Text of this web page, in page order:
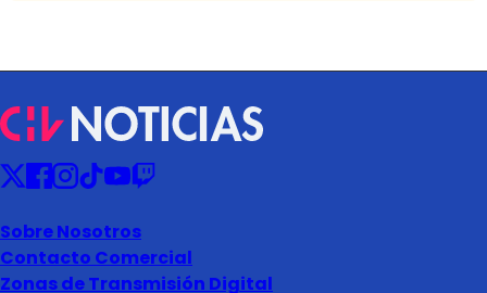
Sobre Nosotros
Contacto Comercial
Zonas de Transmisión Digital